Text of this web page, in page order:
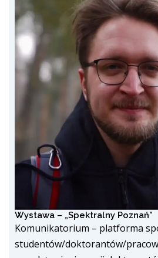
Wystawa – „Spektralny Poznań”
Komunikatorium – platforma
studentów/doktorantów/